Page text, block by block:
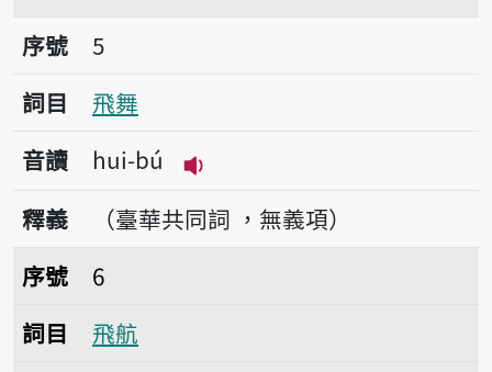
序號5飛舞
序號
5
詞目
飛舞
音讀
hui-bú
播放音讀hui-bú
釋義
（臺華共同詞 ，無義項）
序號6飛航
序號
6
詞目
飛航